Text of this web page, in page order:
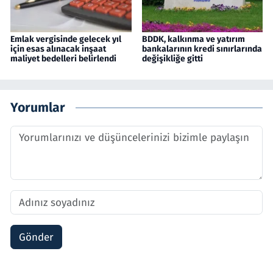
Emlak vergisinde gelecek yıl
için esas alınacak inşaat
maliyet bedelleri belirlendi
BDDK, kalkınma ve yatırım
bankalarının kredi sınırlarında
değişikliğe gitti
Yorumlar
Gönder